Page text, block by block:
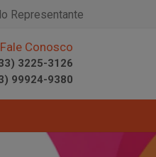
Representante
Fale Conosco
3225-3126
99924-9380